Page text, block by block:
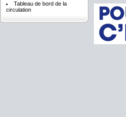
Tableau de bord de la
circulation